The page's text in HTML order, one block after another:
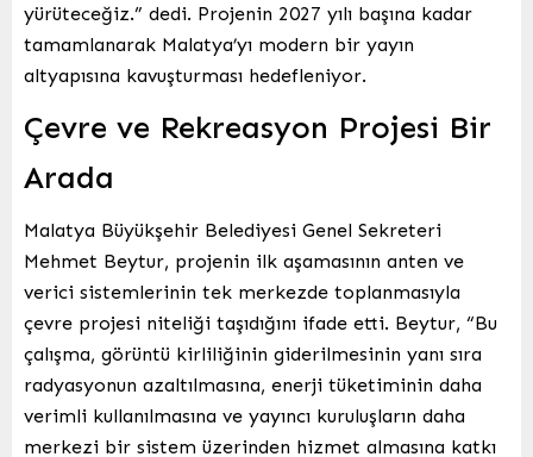
yürüteceğiz.” dedi. Projenin 2027 yılı başına kadar
tamamlanarak Malatya’yı modern bir yayın
altyapısına kavuşturması hedefleniyor.
Çevre ve Rekreasyon Projesi Bir
Arada
Malatya Büyükşehir Belediyesi Genel Sekreteri
Mehmet Beytur, projenin ilk aşamasının anten ve
verici sistemlerinin tek merkezde toplanmasıyla
çevre projesi niteliği taşıdığını ifade etti. Beytur, “Bu
çalışma, görüntü kirliliğinin giderilmesinin yanı sıra
radyasyonun azaltılmasına, enerji tüketiminin daha
verimli kullanılmasına ve yayıncı kuruluşların daha
merkezi bir sistem üzerinden hizmet almasına katkı